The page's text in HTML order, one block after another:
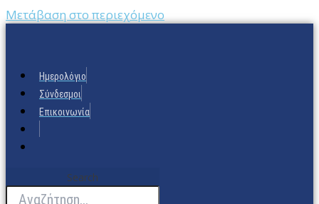
Μετάβαση στο περιεχόμενο
Ημερολόγιο
Σύνδεσμοι
Επικοινωνία
Search